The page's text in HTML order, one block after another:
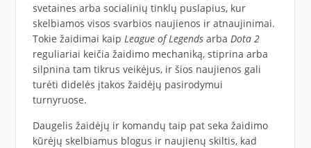
svetaines arba socialinių tinklų puslapius, kur
skelbiamos visos svarbios naujienos ir atnaujinimai.
Tokie žaidimai kaip League of Legendsarba Dota 2
reguliariai keičia žaidimo mechaniką, stiprina arba
silpnina tam tikrus veikėjus, ir šios naujienos gali
turėti didelės įtakos žaidėjų pasirodymui
turnyruose.
Daugelis žaidėjų ir komandų taip pat seka žaidimo
kūrėjų skelbiamus blogus ir naujienų skiltis, kad